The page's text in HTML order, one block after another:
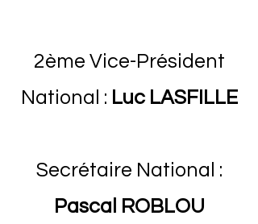
2ème Vice-Président
National : Luc LASFILLE
Secrétaire National :
Pascal ROBLOU